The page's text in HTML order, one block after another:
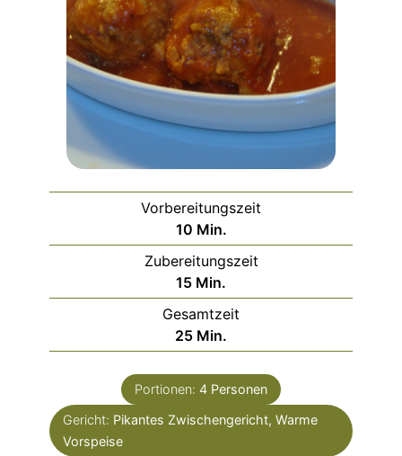
Vorbereitungszeit
10Minuten
Min.
Zubereitungszeit
15Minuten
Min.
Gesamtzeit
25Minuten
Min.
Portionen: 4 Personen
Gericht: Pikantes Zwischengericht, Warme
Vorspeise